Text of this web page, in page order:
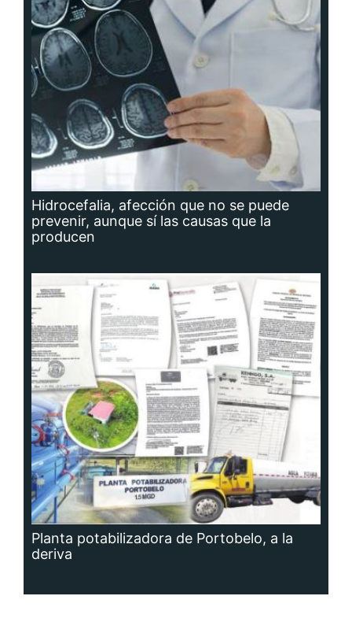
Hidrocefalia, afección que no se puede
prevenir, aunque sí las causas que la
producen
Planta potabilizadora de Portobelo, a la
deriva